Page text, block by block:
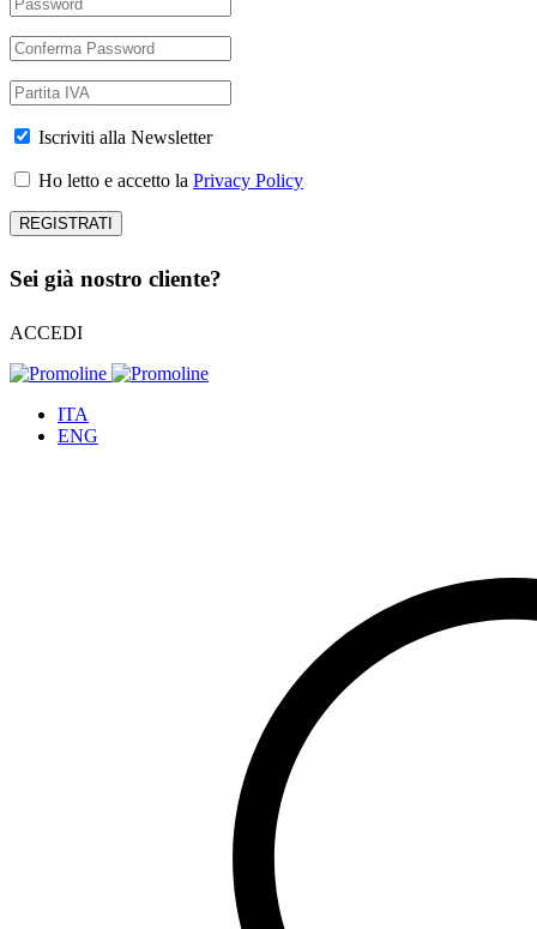
Iscriviti alla Newsletter
Ho letto e accetto la Privacy Policy
Sei già nostro cliente?
ACCEDI
ITA
ENG